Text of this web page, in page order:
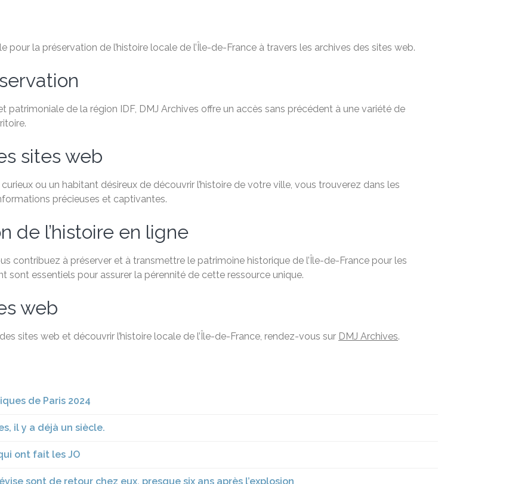
pour la préservation de l’histoire locale de l’Île-de-France à travers les archives des sites web.
patrimoniale de la région IDF, DMJ Archives offre un accès sans précédent à une variété de
sites web
ou un habitant désireux de découvrir l’histoire de votre ville, vous trouverez dans les
précieuses et captivantes.
de l’histoire en ligne
contribuez à préserver et à transmettre le patrimoine historique de l’Île-de-France pour les
essentiels pour assurer la pérennité de cette ressource unique.
web
sites web et découvrir l’histoire locale de l’Île-de-France, rendez-vous sur DMJ Archives.
de Paris 2024
il y a déjà un siècle.
ont fait les JO
sont de retour chez eux, presque six ans après l’explosion